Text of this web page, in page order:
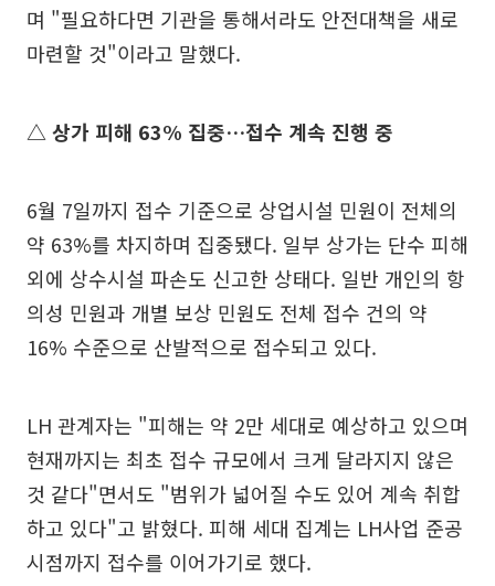
며 "필요하다면 기관을 통해서라도 안전대책을 새로
마련할 것"이라고 말했다.
△ 상가 피해 63% 집중…접수 계속 진행 중
6월 7일까지 접수 기준으로 상업시설 민원이 전체의
약 63%를 차지하며 집중됐다. 일부 상가는 단수 피해
외에 상수시설 파손도 신고한 상태다. 일반 개인의 항
의성 민원과 개별 보상 민원도 전체 접수 건의 약
16% 수준으로 산발적으로 접수되고 있다.
LH 관계자는 "피해는 약 2만 세대로 예상하고 있으며
현재까지는 최초 접수 규모에서 크게 달라지지 않은
것 같다"면서도 "범위가 넓어질 수도 있어 계속 취합
하고 있다"고 밝혔다. 피해 세대 집계는 LH사업 준공
시점까지 접수를 이어가기로 했다.